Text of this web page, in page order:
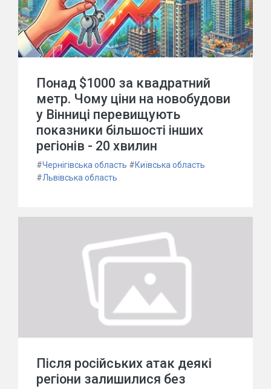
Понад $1000 за квадратний
метр. Чому ціни на новобудови
у Вінниці перевищують
показники більшості інших
регіонів - 20 хвилин
#Чернігівська область #Київська область
#Львівська область
Після російських атак деякі
регіони залишилися без